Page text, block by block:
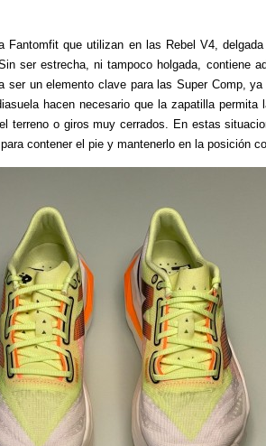
Fantomfit que utilizan en las Rebel V4,
ser estrecha, ni tampoco holgada, contiene
ser un elemento clave para las Super Comp, ya
hacen necesario que la zapatilla permita
terreno o giros muy cerrados. En estas
contener el pie y mantenerlo en la posición